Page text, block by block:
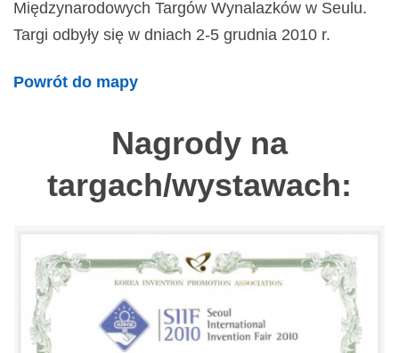
Międzynarodowych Targów Wynalazków w Seulu.
Targi odbyły się w dniach 2-5 grudnia 2010 r.
Powrót do mapy
Nagrody na
targach/wystawach: